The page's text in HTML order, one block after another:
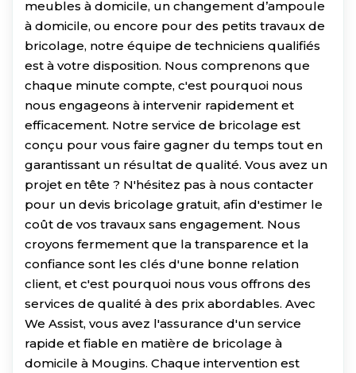
meubles à domicile, un changement d’ampoule
à domicile, ou encore pour des petits travaux de
bricolage, notre équipe de techniciens qualifiés
est à votre disposition. Nous comprenons que
chaque minute compte, c'est pourquoi nous
nous engageons à intervenir rapidement et
efficacement. Notre service de bricolage est
conçu pour vous faire gagner du temps tout en
garantissant un résultat de qualité. Vous avez un
projet en tête ? N'hésitez pas à nous contacter
pour un devis bricolage gratuit, afin d'estimer le
coût de vos travaux sans engagement. Nous
croyons fermement que la transparence et la
confiance sont les clés d'une bonne relation
client, et c'est pourquoi nous vous offrons des
services de qualité à des prix abordables. Avec
We Assist, vous avez l'assurance d'un service
rapide et fiable en matière de bricolage à
domicile à Mougins. Chaque intervention est